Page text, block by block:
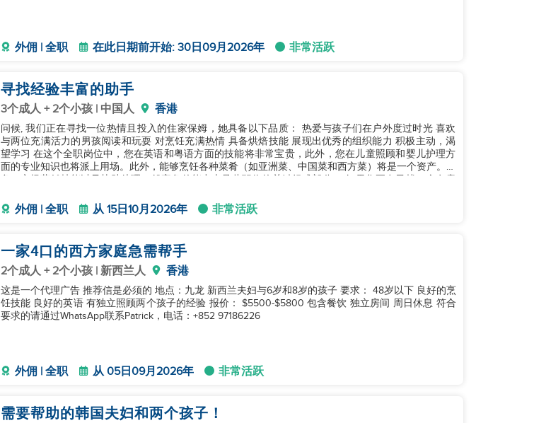
外佣 | 全职 在此日期前开始: 30日09月2026年 非常活跃
寻找经验丰富的助手
3个成人 + 2个小孩 | 中国人 香港
问候, 我们正在寻找一位热情且投入的住家保姆，她具备以下品质： 热爱与孩子们在户外度过时光 喜欢
与两位充满活力的男孩阅读和玩耍 对烹饪充满热情 具备烘焙技能 展现出优秀的组织能力 积极主动，渴
望学习 在这个全职岗位中，您在英语和粤语方面的技能将非常宝贵，此外，您在儿童照顾和婴儿护理方
面的专业知识也将派上用场。此外，能够烹饪各种菜肴（如亚洲菜、中国菜和西方菜）将是一个资产。家
外佣 | 全职 从 15日10月2026年 非常活跃
一家4口的西方家庭急需帮手
2个成人 + 2个小孩 | 新西兰人 香港
这是一个代理广告 推荐信是必须的 地点：九龙 新西兰夫妇与6岁和8岁的孩子 要求： 48岁以下 良好的烹
饪技能 良好的英语 有独立照顾两个孩子的经验 报价： $5500-$5800 包含餐饮 独立房间 周日休息 符合
要求的请通过WhatsApp联系Patrick，电话：+852 97186226
外佣 | 全职 从 05日09月2026年 非常活跃
需要帮助的韩国夫妇和两个孩子！